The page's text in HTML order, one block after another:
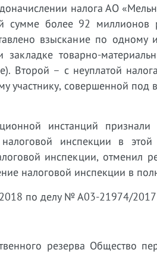
налога АО
более 92 миллионов
взыскание по
товарно-
Второй – с неуплатой
участнику, совершенной
инстанций признали
инспекции в
инспекции, отменил
налоговой инспекции в
по делу № А03-21974/2017
резерва Общество